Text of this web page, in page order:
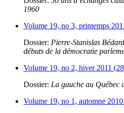
1960
Volume 19, no 3, printemps
Dossier: Pierre-Stanislas
débuts de la démocratie
Volume 19, no 2, hiver 2011
Dossier: La gauche au Québec
Volume 19, no 1, automne